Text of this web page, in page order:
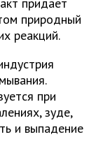
природный
реакций.
при
зуде,
и выпадение